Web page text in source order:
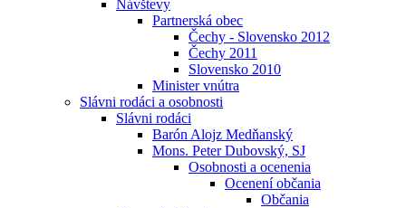
Návštevy
Partnerská obec
Čechy - Slovensko 2012
Čechy 2011
Slovensko 2010
Minister vnútra
Slávni rodáci a osobnosti
Slávni rodáci
Barón Alojz Medňanský
Mons. Peter Dubovský, SJ
Osobnosti a ocenenia
Ocenení občania
Občania